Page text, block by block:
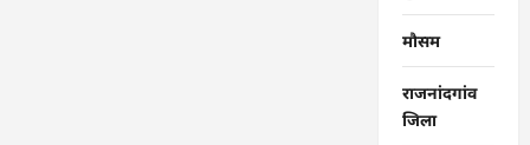
मौसम
राजनांदगांव
जिला